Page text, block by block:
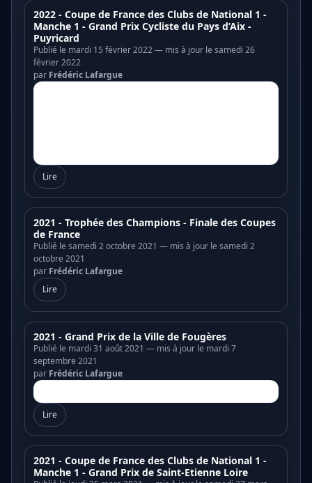
2022 - Coupe de France des Clubs de National 1 -
Manche 1 - Grand Prix Cycliste du Pays d’Aix -
Puyricard
Publié le mardi 15 février 2022 — mis à jour le samedi 26
février 2022
par Frédéric Lafargue
Lire
2021 - Trophée des Champions - Finale des Coupes
de France
Publié le samedi 2 octobre 2021 — mis à jour le samedi 2
octobre 2021
par Frédéric Lafargue
Lire
2021 - Grand Prix de la Ville de Fougères
Publié le mardi 31 août 2021 — mis à jour le mardi 7
septembre 2021
par Frédéric Lafargue
Lire
2021 - Coupe de France des Clubs de National 1 -
Manche 1 - Grand Prix de Saint-Etienne Loire